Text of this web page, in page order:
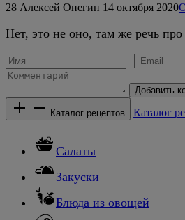
28 Алексей Онегин 14 октября 2020
Нет, это не оно, там же речь про
Добавить
Каталог рецептов Каталог
Салаты
Закуски
Блюда из овощей